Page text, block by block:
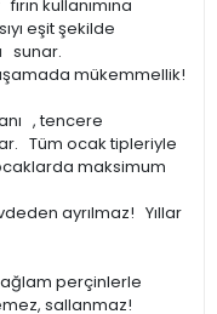
kullanımına
eşit şekilde
sunar.
mükemmellik!
, tencere
Tüm ocak tipleriyle
maksimum
ayrılmaz! Yıllar
perçinlerle
sallanmaz!